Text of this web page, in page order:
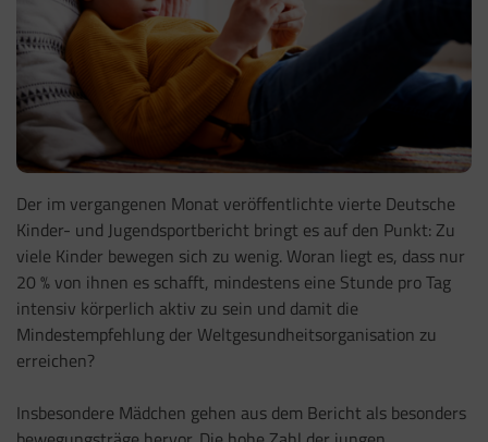
Der im vergangenen Monat veröffentlichte vierte Deutsche
Kinder- und Jugendsportbericht bringt es auf den Punkt: Zu
viele Kinder bewegen sich zu wenig. Woran liegt es, dass nur
20 % von ihnen es schafft, mindestens eine Stunde pro Tag
intensiv körperlich aktiv zu sein und damit die
Mindestempfehlung der Weltgesundheitsorganisation zu
erreichen?
Insbesondere Mädchen gehen aus dem Bericht als besonders